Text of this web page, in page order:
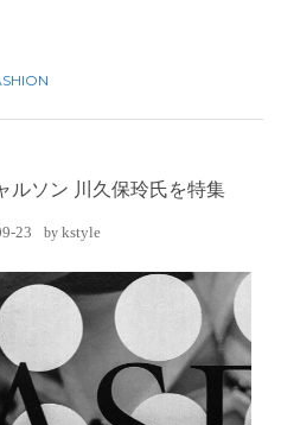
ルソン 川久保玲氏を特集
23 by kstyle